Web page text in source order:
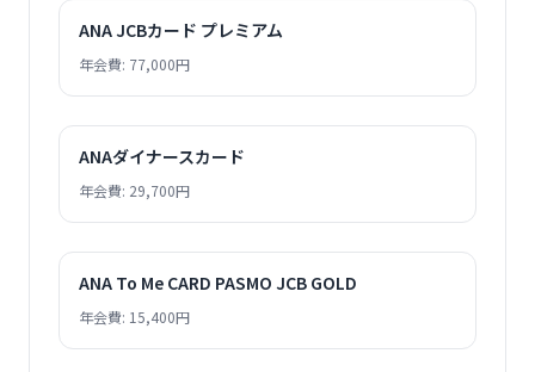
ANA JCBカード プレミアム
年会費: 77,000円
ANAダイナースカード
年会費: 29,700円
ANA To Me CARD PASMO JCB GOLD
年会費: 15,400円